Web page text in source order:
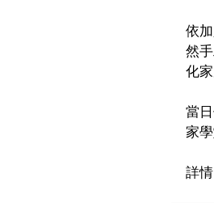
依
然
化
當
家
詳情